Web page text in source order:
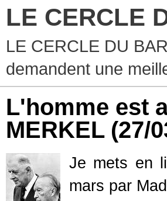
LE CERCLE
LE CERCLE DU
demandent une
L'homme est
MERKEL (27/
Je mets en
mars par